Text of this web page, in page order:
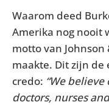
Waarom deed
Amerika nog nooit
motto van Johnson
maakte. Dit zijn
credo: “We
doctors, nurses